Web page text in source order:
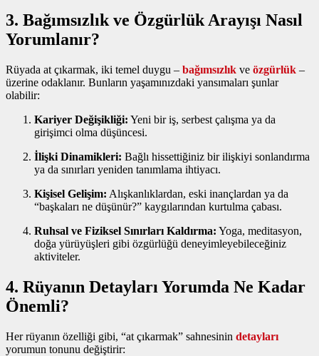
3. Bağımsızlık ve Özgürlük Arayışı Nasıl
Yorumlanır?
Rüyada at çıkarmak, iki temel duygu – bağımsızlık ve özgürlük –
üzerine odaklanır. Bunların yaşamınızdaki yansımaları şunlar
olabilir:
Kariyer Değişikliği: Yeni bir iş, serbest çalışma ya da
girişimci olma düşüncesi.
İlişki Dinamikleri: Bağlı hissettiğiniz bir ilişkiyi sonlandırma
ya da sınırları yeniden tanımlama ihtiyacı.
Kişisel Gelişim: Alışkanlıklardan, eski inançlardan ya da
“başkaları ne düşünür?” kaygılarından kurtulma çabası.
Ruhsal ve Fiziksel Sınırları Kaldırma: Yoga, meditasyon,
doğa yürüyüşleri gibi özgürlüğü deneyimleyebileceğiniz
aktiviteler.
4. Rüyanın Detayları Yorumda Ne Kadar
Önemli?
Her rüyanın özelliği gibi, “at çıkarmak” sahnesinin detayları
yorumun tonunu değiştirir: